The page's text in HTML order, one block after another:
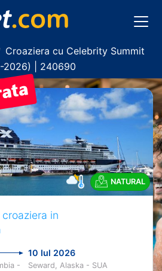
Croaziera cu Celebrity Summit
2026) | 240690
NATURAL
in
10 Iul 2026
-
Seward, Alaska - SUA